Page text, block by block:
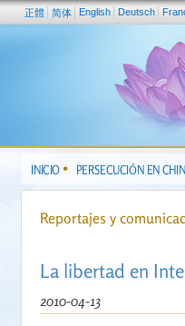
正體 简体 English Deutsch
INICIO PERSECUCIÓN EN
Reportajes y
La libertad en
2010-04-13